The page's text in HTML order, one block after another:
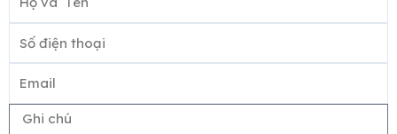
và
Tên
điện
Ghi